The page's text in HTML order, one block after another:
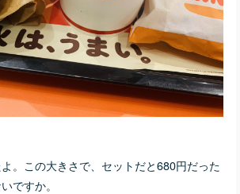
。この大きさで、セットだと680円だった
ですか。